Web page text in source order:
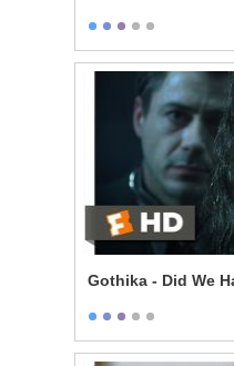
Gothika - Did We